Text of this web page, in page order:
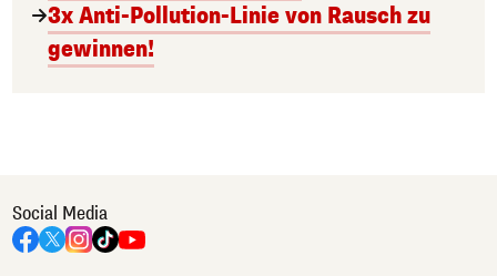
3x Anti-Pollution-Linie von Rausch zu
gewinnen!
Social Media